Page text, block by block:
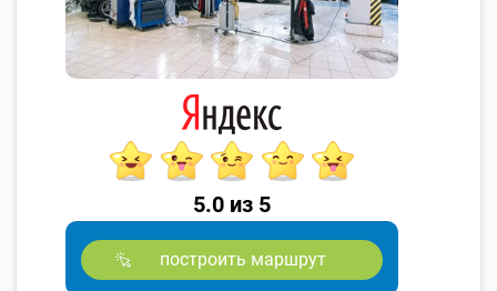
5.0 из 5
построить маршрут